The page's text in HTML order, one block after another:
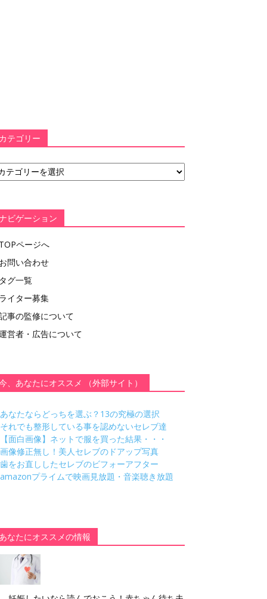
カテゴリー
ビゲーション
TOPページへ
お問い合わせ
タグ一覧
ライター募集
事の監修について
営者・広告について
、あなたにオススメ （外部サイト）
あなたならどっちを選ぶ？13の究極の選択
それでも整形している事を認めないセレブ達
【面白画像】ネットで服を買った結果・・・
画像修正無し！美人セレブのドアップ写真
歯をお直ししたセレブのビフォーアフター
amazonプライムで映画見放題・音楽聴き放題
あなたにオススメの情報